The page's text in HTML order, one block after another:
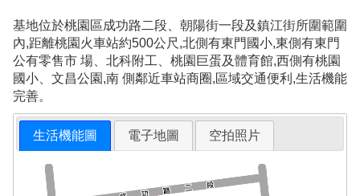
基地位於桃園區成功路二段、朝陽街一段及鎮江街所圍範圍
內,距離桃園火車站約500公尺,北側有東門國小,東側有東門
公有零售市 場、北科附工、桃園巨蛋及體育館,西側有桃園
國小、文昌公園,南 側鄰近車站商圈,區域交通便利,生活機能
完善。
生活機能圖 電子地圖 空拍照片